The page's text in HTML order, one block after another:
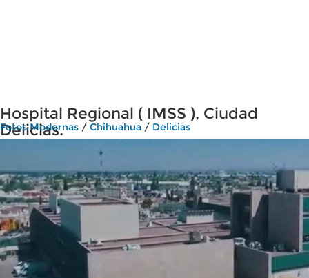
Hospital Regional ( IMSS ), Ciudad
Delicias.
Fotos Modernas / Chihuahua / Delicias